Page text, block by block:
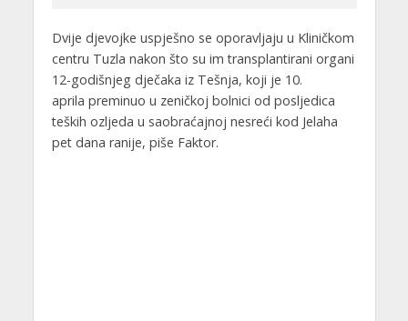
Dvije djevojke uspješno se oporavljaju u Kliničkom
centru Tuzla nakon što su im transplantirani organi
12-godišnjeg dječaka iz Tešnja, koji je 10.
aprila preminuo u zeničkoj bolnici od posljedica
teških ozljeda u saobraćajnoj nesreći kod Jelaha
pet dana ranije, piše Faktor.